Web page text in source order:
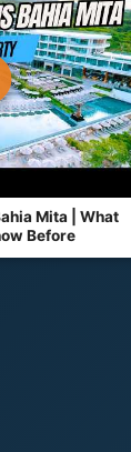
Mita | What
Before